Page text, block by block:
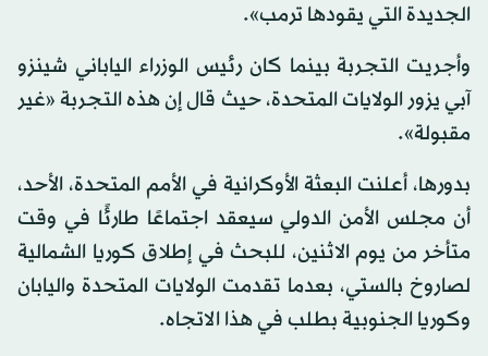
الجديدة التي يقودها ترمب».
وأجريت التجربة بينما كان رئيس الوزراء الياباني شينزو
آبي يزور الولايات المتحدة، حيث قال إن هذه التجربة «غير
مقبولة».
بدورها، أعلنت البعثة الأوكرانية في الأمم المتحدة، الأحد،
أن مجلس الأمن الدولي سيعقد اجتماعًا طارئًا في وقت
متأخر من يوم الاثنين، للبحث في إطلاق كوريا الشمالية
لصاروخ بالستي، بعدما تقدمت الولايات المتحدة واليابان
وكوريا الجنوبية بطلب في هذا الاتجاه.